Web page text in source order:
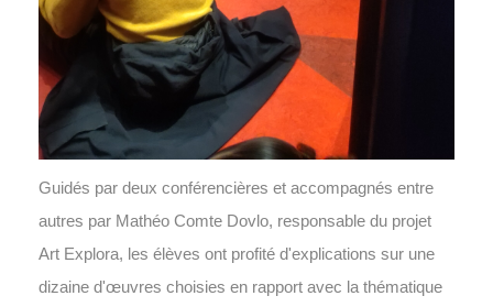
Guidés par deux conférencières et accompagnés entre
autres par Mathéo Comte Dovlo, responsable du projet
Art Explora, les élèves ont profité d'explications sur une
dizaine d'œuvres choisies en rapport avec la thématique